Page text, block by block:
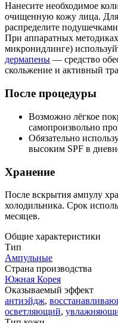
Нанесите необходимое
очищенную кожу лица.
распределите
При аппаратных
микронидлинге)
дермапены — средство
скольжение и активный
После процедуры
Возможно лёгкое
самопроизвольно
Обязательно
высоким SPF в
Хранение
После вскрытия ампулу
холодильника. Срок
месяцев.
Общие характеристики
Тип
Ампульные
Страна производства
Южная Корея
Оказываемый эффект
антиэйдж,
осветляющий,